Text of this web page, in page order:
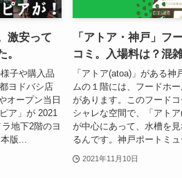
激安って
。
子や購入品
ヨドバシ店
オープン当日
ア」が 2021
地下2階のヨ
版...
「アトア・神戸」フ
コミ。入場料は？混
「アトア(atoa)」がある神
ムの１階には、フードホ
があります。このフード
シャレな空間で、「アト
が中心にあって、水槽を
るんです。神戸ポートミ
2021年11月10日